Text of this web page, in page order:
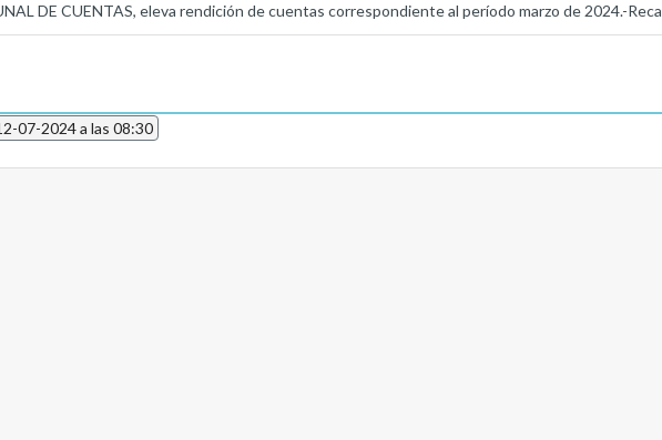
DE CUENTAS, eleva rendición de cuentas correspondiente al período marzo de 2024.-
07-2024 a las 08:30